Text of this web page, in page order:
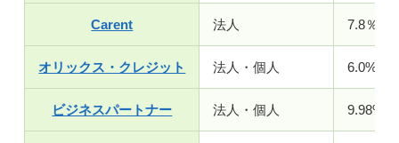
Carent 法人 7.8％～
オリックス・クレジット 法人・個人 6.0%〜
ビジネスパートナー 法人・個人 9.98%